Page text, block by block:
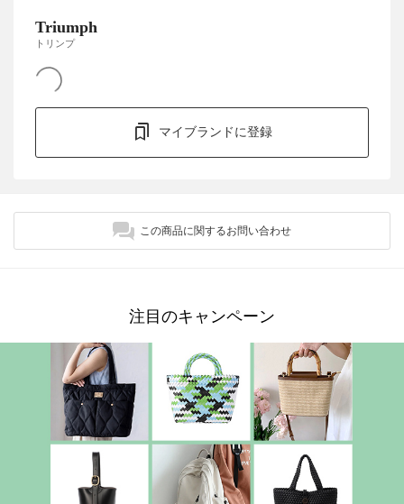
Triumph
トリンプ
マイブランドに登録
この商品に関するお問い合わせ
注目のキャンペーン